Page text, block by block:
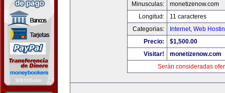
Minusculas:
monetizenow.com
Longitud:
11 caracteres
Categorias:
Internet, Web
Precio:
$1,500.00
Visitar!
monetizenow.com
Serán consideradas